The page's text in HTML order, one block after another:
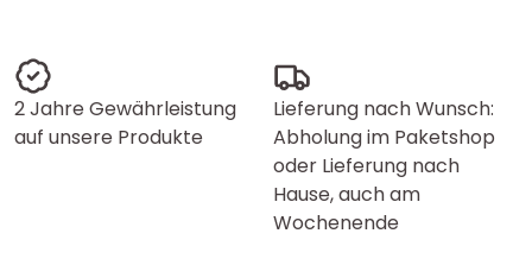
2 Jahre Gewährleistung
auf unsere Produkte
Lieferung nach Wunsch:
Abholung im Paketshop
oder Lieferung nach
Hause, auch am
Wochenende